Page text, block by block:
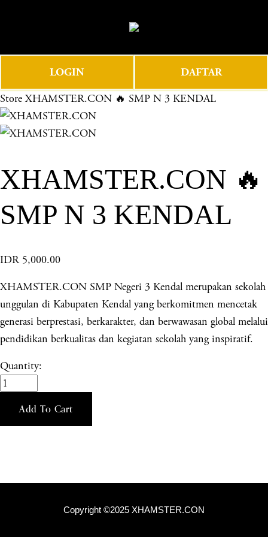
e
e
n
u
LOGIN DAFTAR
Store XHAMSTER.CON 🔥 SMP N 3 KENDAL
XHAMSTER.CON 🔥
SMP N 3 KENDAL
IDR 5,000.00
XHAMSTER.CON SMP Negeri 3 Kendal merupakan sekolah
unggulan di Kabupaten Kendal yang berkomitmen mencetak
generasi berprestasi, berkarakter, dan berwawasan global melalui
pendidikan berkualitas dan kegiatan sekolah yang inspiratif.
Quantity:
Add To Cart
Copyright ©2025 XHAMSTER.CON